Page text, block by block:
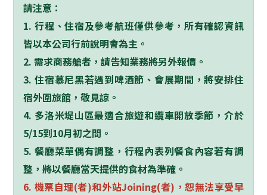
請注意：
1.行程、住宿及參考航班僅供參考，所有確認資訊
皆以本公司行前說明會為主。
2. 需求商務艙者，請告知業務將另外報價。
3. 住宿慕尼黑若遇到啤酒節、會展期間，將安排住
宿外圍旅館，敬見諒。
4. 多洛米堤山區最適合旅遊和纜車開放季節，介於
5/15到10月初之間。
5. 餐廳菜單偶有調整，行程內表列餐食內容若有調
整，將以餐廳當天提供的食材為準確。
6. 機票自理(者)和外站Joining(者)，恕無法享受早